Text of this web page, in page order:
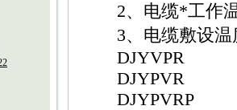
2、电缆*工作
3、电缆敷设温
DJYVPR
DJYPVR
DJYPVRP